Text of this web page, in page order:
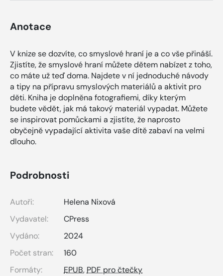
Anotace
V knize se dozvíte, co smyslové hraní je a co vše přináší.
Zjistíte, že smyslové hraní můžete dětem nabízet z toho,
co máte už teď doma. Najdete v ní jednoduché návody
a tipy na přípravu smyslových materiálů a aktivit pro
děti. Kniha je doplněna fotografiemi, díky kterým
budete vědět, jak má takový materiál vypadat. Můžete
se inspirovat pomůckami a zjistíte, že naprosto
obyčejně vypadající aktivita vaše dítě zabaví na velmi
dlouho.
Podrobnosti
Autoři:
Helena Nixová
Vydavatel:
CPress
Vydáno:
2024
Počet stran:
160
Formáty:
EPUB, PDF pro čtečky